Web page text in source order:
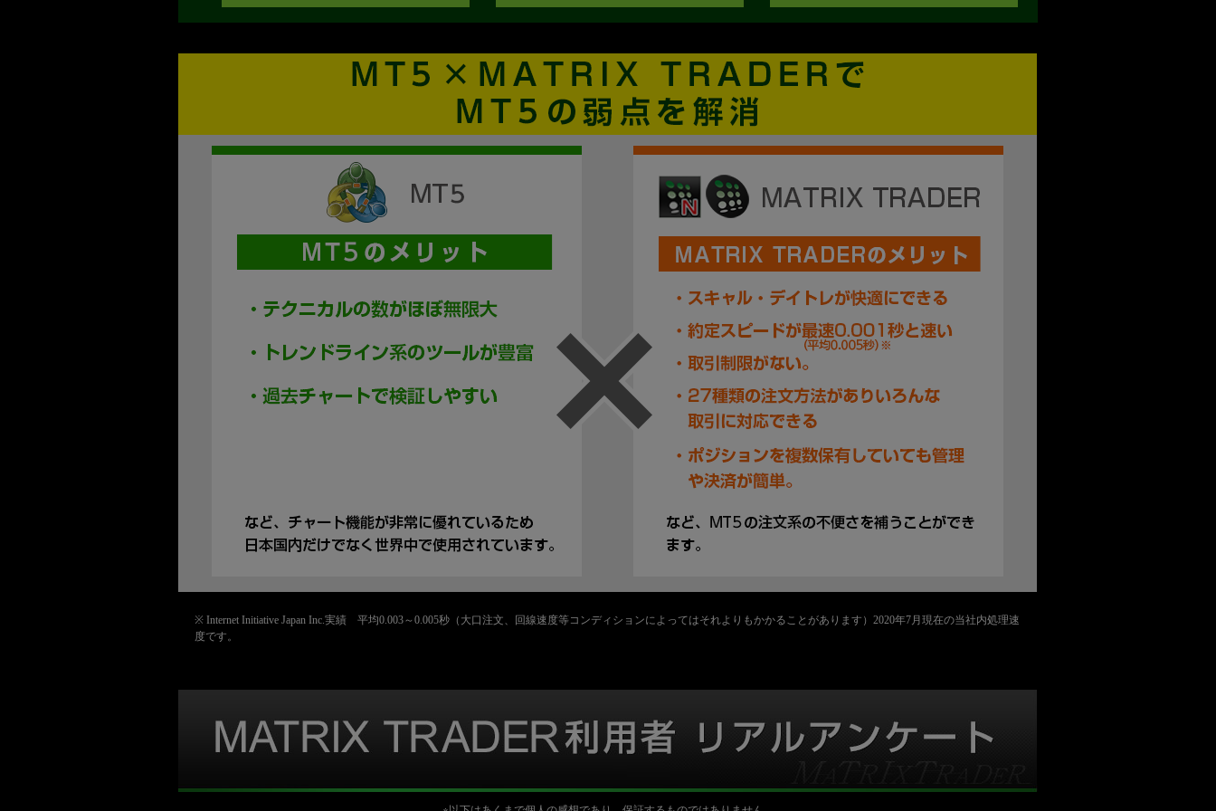
※ Internet Initiative Japan Inc.実績 平均0.003～0.005秒（大口注文、回線速度等コンディションによってはそれよりもかかることがあります）2020年7月現在の当社内処理速
度です。